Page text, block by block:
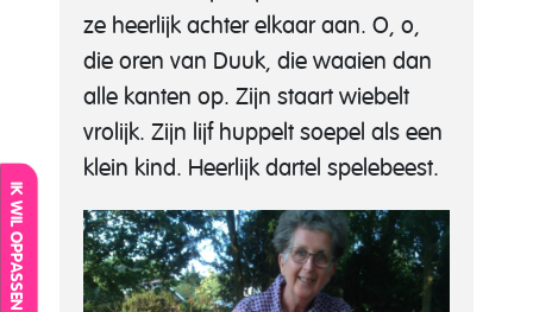
IK WIL OPPASSEN
ze heerlijk achter elkaar aan. O, o,
die oren van Duuk, die waaien dan
alle kanten op. Zijn staart wiebelt
vrolijk. Zijn lijf huppelt soepel als een
klein kind. Heerlijk dartel spelebeest.